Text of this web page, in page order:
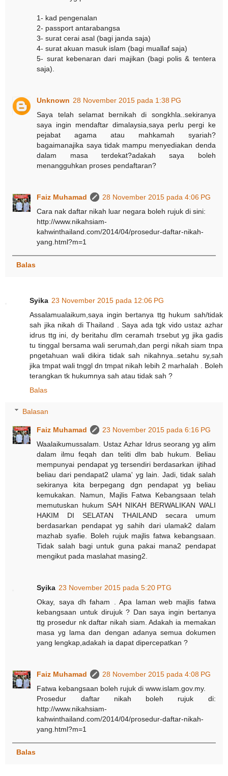
1- kad pengenalan
2- passport antarabangsa
3- surat cerai asal (bagi janda saja)
4- surat akuan masuk islam (bagi muallaf saja)
5- surat kebenaran dari majikan (bagi polis & tentera
saja).
Unknown 28 November 2015 pada 1:38 PG
Saya telah selamat bernikah di songkhla..sekiranya
saya ingin mendaftar dimalaysia,saya perlu pergi ke
pejabat agama atau mahkamah syariah?
bagaimanajika saya tidak mampu menyediakan denda
dalam masa terdekat?adakah saya boleh
menangguhkan proses pendaftaran?
Faiz Muhamad
28 November 2015 pada 4:06 PG
Cara nak daftar nikah luar negara boleh rujuk di sini:
http://www.nikahsiam-
kahwinthailand.com/2014/04/prosedur-daftar-nikah-
yang.html?m=1
Balas
Syika 23 November 2015 pada 12:06 PG
Assalamualaikum,saya ingin bertanya ttg hukum sah/tidak
sah jika nikah di Thailand . Saya ada tgk vido ustaz azhar
idrus ttg ini, dy beritahu dlm ceramah trsebut yg jika gadis
tu tinggal bersama wali serumah,dan pergi nikah siam tnpa
pngetahuan wali dikira tidak sah nikahnya..setahu sy,sah
jika tmpat wali tnggl dn tmpat nikah lebih 2 marhalah . Boleh
terangkan tk hukumnya sah atau tidak sah ?
Balas
Balasan
Faiz Muhamad
23 November 2015 pada 6:16 PG
Waalaikumussalam. Ustaz Azhar Idrus seorang yg alim
dalam ilmu feqah dan teliti dlm bab hukum. Beliau
mempunyai pendapat yg tersendiri berdasarkan ijtihad
beliau dari pendapat2 ulama' yg lain. Jadi, tidak salah
sekiranya kita berpegang dgn pendapat yg beliau
kemukakan. Namun, Majlis Fatwa Kebangsaan telah
memutuskan hukum SAH NIKAH BERWALIKAN WALI
HAKIM DI SELATAN THAILAND secara umum
berdasarkan pendapat yg sahih dari ulamak2 dalam
mazhab syafie. Boleh rujuk majlis fatwa kebangsaan.
Tidak salah bagi untuk guna pakai mana2 pendapat
mengikut pada maslahat masing2.
Syika 23 November 2015 pada 5:20 PTG
Okay, saya dh faham . Apa laman web majlis fatwa
kebangsaan untuk dirujuk ? Dan saya ingin bertanya
ttg prosedur nk daftar nikah siam. Adakah ia memakan
masa yg lama dan dengan adanya semua dokumen
yang lengkap,adakah ia dapat dipercepatkan ?
Faiz Muhamad
28 November 2015 pada 4:08 PG
Fatwa kebangsaan boleh rujuk di www.islam.gov.my.
Prosedur daftar nikah boleh rujuk di:
http://www.nikahsiam-
kahwinthailand.com/2014/04/prosedur-daftar-nikah-
yang.html?m=1
Balas